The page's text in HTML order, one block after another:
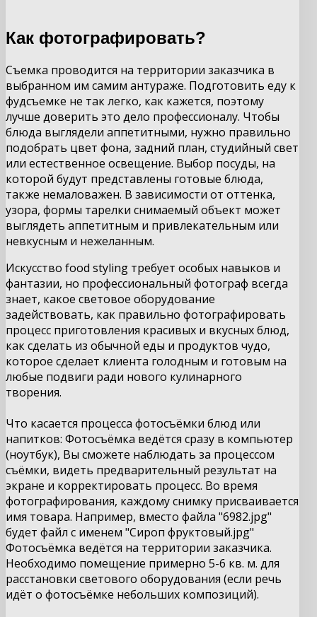
Как фотографировать?
Съемка проводится на территории заказчика в
выбранном им самим антураже. Подготовить еду к
фудсъемке не так легко, как кажется, поэтому
лучше доверить это дело профессионалу. Чтобы
блюда выглядели аппетитными, нужно правильно
подобрать цвет фона, задний план, студийный свет
или естественное освещение. Выбор посуды, на
которой будут представлены готовые блюда,
также немаловажен. В зависимости от оттенка,
узора, формы тарелки снимаемый объект может
выглядеть аппетитным и привлекательным или
невкусным и нежеланным.
Искусство food styling требует особых навыков и
фантазии, но профессиональный фотограф всегда
знает, какое световое оборудование
задействовать, как правильно фотографировать
процесс приготовления красивых и вкусных блюд,
как сделать из обычной еды и продуктов чудо,
которое сделает клиента голодным и готовым на
любые подвиги ради нового кулинарного
творения.
Что касается процесса фотосъёмки блюд или
напитков: Фотосъёмка ведётся сразу в компьютер
(ноутбук), Вы сможете наблюдать за процессом
съёмки, видеть предварительный результат на
экране и корректировать процесс. Во время
фотографирования, каждому снимку присваивается
имя товара. Например, вместо файла "6982.jpg"
будет файл с именем "Сироп фруктовый.jpg"
Фотосъёмка ведётся на территории заказчика.
Необходимо помещение примерно 5-6 кв. м. для
расстановки светового оборудования (если речь
идёт о фотосъёмке небольших композиций).